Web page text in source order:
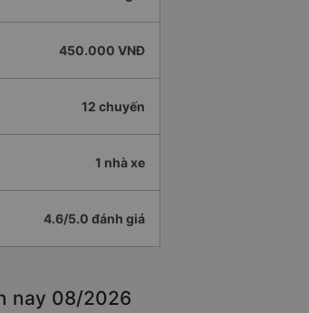
450.000 VNĐ
12 chuyến
1 nhà xe
4.6/5.0 đánh giá
nay 08/2026